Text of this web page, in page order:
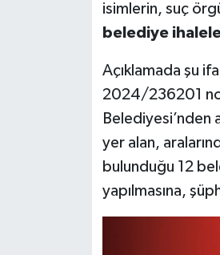
isimlerin, suç
belediye
Açıklamada şu
2024/236201
Belediyesi’nden
yer alan,
bulunduğu 12
yapılmasına,